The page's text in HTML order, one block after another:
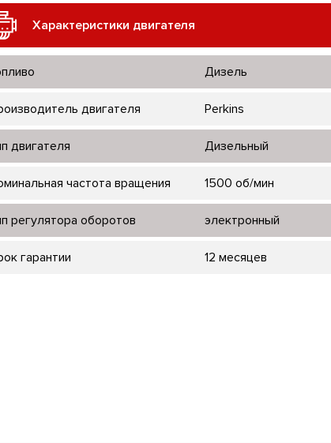
Характеристики двигателя
Дизель
двигателя Perkins
двигателя Дизельный
частота вращения 1500 об/мин
регулятора оборотов электронный
гарантии 12 месяцев